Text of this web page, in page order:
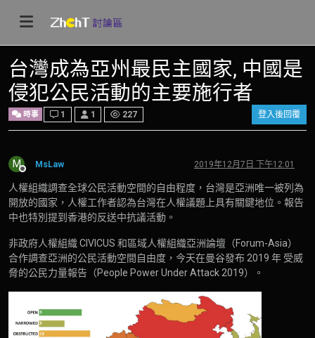
台灣成為亞州最民主國家, 中國是
侵犯公民活動的主要施行者
時事 1 1 227 登入後回覆
M
離線
MsLaw 2019年12月7日 下午12:01
人權組織調查全球公民活動空間的自由程度，台灣是亞洲唯一被列為
開放的國家，人權工作者認為台灣在人權議題上具有關鍵地位。報告
中也特別提到香港的反送中抗議活動。
非政府人權組織 CIVICUS 和區域人權組織亞洲論壇（Forum-Asia）
合作調查亞洲的公民活動空間自由度，今天在曼谷發布 2019 年 受威
脅的公民力量報告（People Power Under Attack 2019）。